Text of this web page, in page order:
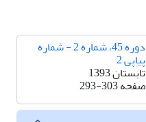
دوره 45، شماره 2 - شماره
پیاپی 2
تابستان 1393
صفحه293-303